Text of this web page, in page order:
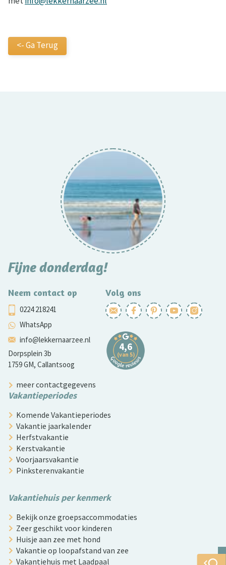
<- Ga Terug
Fijne donderdag!
Neem contact op
0224 218241
WhatsApp
info@lekkernaarzee.nl
Dorpsplein 3b
1759 GM, Callantsoog
Volg ons
meer contactgegevens
Vakantieperiodes
Komende Vakantieperiodes
Vakantie jaarkalender
Herfstvakantie
Kerstvakantie
Voorjaarsvakantie
Pinksterenvakantie
Vakantiehuis per kenmerk
Bekijk onze groepsaccommodaties
Zeer geschikt voor kinderen
Huisje aan zee met hond
Vakantie op loopafstand van zee
Vakantiehuis met Laadpaal